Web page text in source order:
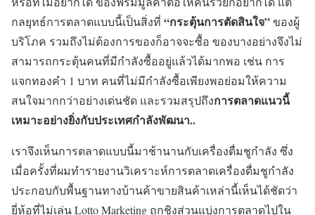
กลยุทธ์การตลาดแบบนี้เป็นสิ่งที่ “กระตุ้นการตัดสินใจ”ของผู้
บริโภค รวมถึงไม่ต้องการของก็อาจจะซื้อ ของบางอย่างจึงไม่
สามารถกระตุ้นคนที่มีกำลังซื้ออยู่แล้วได้มากพอ เช่น การ
แจกทองคำ 1 บาท คนที่ไม่มีกำลังซื้อเพียงพอย่อมให้ความ
สนใจมากกว่าอย่างเด่นชัด และรวมสรุปถึงการตลาดแนวนี้
เหมาะอย่างยิ่งกับประเทศกำลังพัฒนา..
เราจึงเห็นการตลาดแบบนี้มาช้านานกับเครื่องดื่มชูกำลัง ซึ่ง
เมื่อครั้งที่ผมทำรายงานวิเคราะห์การตลาดเครื่องดื่มชูกำลัง
ประกอบกับพื้นฐานทางบ้านค้าขายสินค้าเหล่านี้เห็นได้ชัดว่า
ยี่ห้อที่ไม่เล่น Lotto Marketing ถูกชิงส่วนแบ่งการตลาดไปใน